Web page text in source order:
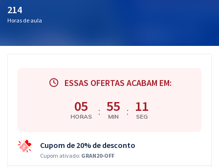
Mentorias
214
Horas de aula
ESSAS OFERTAS ACABAM EM:
05
HORAS : 55
MIN : 10
SEG
Cupom de 20% de desconto
Cupom ativado: GRAN20-OFF